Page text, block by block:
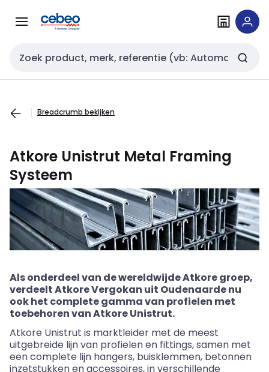
naar
naar
Zoekveld invoer
Breadcrumb bekijken
Atkore Unistrut Metal Framing
Systeem
Alsonderdeelvan dewereldwijdeAtkoregroep,
verdeeltAtkoreVergokan uit Oudenaarde nu
ookhet complete gamma van profielen met
toebehorenvan Atkore Unistrut.
Atkore Unistrut is marktleider met de meest
uitgebreide lijnvan profielenen fittings, samen met
een complete lijn hangers, buisklemmen, betonnen
inzetstukken en accessoires, in verschillende